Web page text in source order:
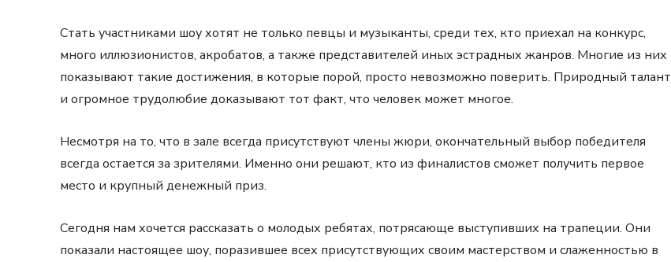
Стать участниками шоу хотят не только певцы и музыканты, среди тех, кто приехал на конкурс,
много иллюзионистов, акробатов, а также представителей иных эстрадных жанров. Многие из них
показывают такие достижения, в которые порой, просто невозможно поверить. Природный талант
и огромное трудолюбие доказывают тот факт, что человек может многое.
Несмотря на то, что в зале всегда присутствуют члены жюри, окончательный выбор победителя
всегда остается за зрителями. Именно они решают, кто из финалистов сможет получить первое
место и крупный денежный приз.
Сегодня нам хочется рассказать о молодых ребятах, потрясающе выступивших на трапеции. Они
показали настоящее шоу, поразившее всех присутствующих своим мастерством и слаженностью в